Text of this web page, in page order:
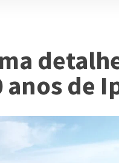
de